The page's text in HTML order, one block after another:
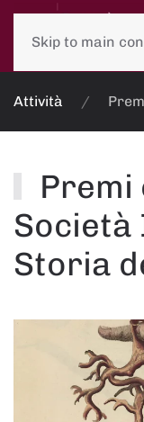
Skip to main
Attività
Società
Storia